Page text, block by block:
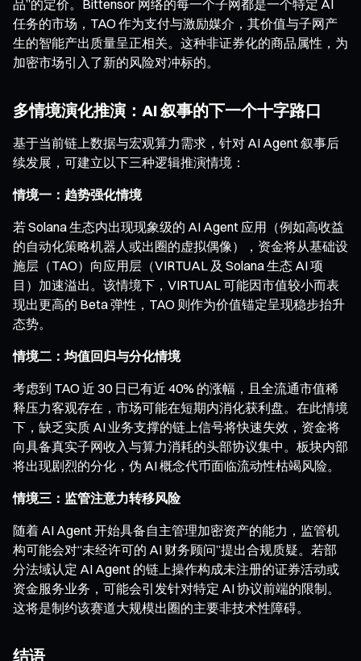
品”的定价。Bittensor 网络的每一个子网都是一个特定 AI
任务的市场，TAO 作为支付与激励媒介，其价值与子网产
生的智能产出质量呈正相关。这种非证券化的商品属性，为
加密市场引入了新的风险对冲标的。
多情境演化推演：AI 叙事的下一个十字路口
基于当前链上数据与宏观算力需求，针对 AI Agent 叙事后
续发展，可建立以下三种逻辑推演情境：
情境一：趋势强化情境
若 Solana 生态内出现现象级的 AI Agent 应用（例如高收益
的自动化策略机器人或出圈的虚拟偶像），资金将从基础设
施层（TAO）向应用层（VIRTUAL 及 Solana 生态 AI 项
目）加速溢出。该情境下，VIRTUAL 可能因市值较小而表
现出更高的 Beta 弹性，TAO 则作为价值锚定呈现稳步抬升
态势。
情境二：均值回归与分化情境
考虑到 TAO 近 30 日已有近 40% 的涨幅，且全流通市值稀
释压力客观存在，市场可能在短期内消化获利盘。在此情境
下，缺乏实质 AI 业务支撑的链上信号将快速失效，资金将
向具备真实子网收入与算力消耗的头部协议集中。板块内部
将出现剧烈的分化，伪 AI 概念代币面临流动性枯竭风险。
情境三：监管注意力转移风险
随着 AI Agent 开始具备自主管理加密资产的能力，监管机
构可能会对“未经许可的 AI 财务顾问”提出合规质疑。若部
分法域认定 AI Agent 的链上操作构成未注册的证券活动或
资金服务业务，可能会引发针对特定 AI 协议前端的限制。
这将是制约该赛道大规模出圈的主要非技术性障碍。
结语